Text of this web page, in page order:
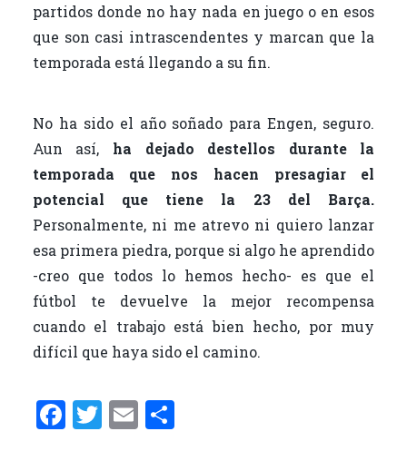
partidos donde no hay nada en juego o en esos
que son casi intrascendentes y marcan que la
temporada está llegando a su fin.
No ha sido el año soñado para Engen, seguro.
Aun así, ha dejado destellos durante la
temporada que nos hacen presagiar el
potencial que tiene la 23 del Barça.
Personalmente, ni me atrevo ni quiero lanzar
esa primera piedra, porque si algo he aprendido
-creo que todos lo hemos hecho- es que el
fútbol te devuelve la mejor recompensa
cuando el trabajo está bien hecho, por muy
difícil que haya sido el camino.
F T E C